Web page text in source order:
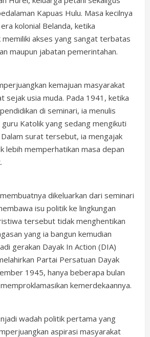
Kapuas Hulu. Masa kecilnya
kolonial Belanda, ketika
memiliki akses yang sangat terbatas
maupun jabatan pemerintahan.
kemajuan masyarakat
sejak usia muda. Pada 1941, ketika
di seminari, ia menulis
Katolik yang sedang mengikuti
surat tersebut, ia mengajak
lebih memperhatikan masa depan
dikeluarkan dari seminari
isu politik ke lingkungan
tersebut tidak menghentikan
yang ia bangun kemudian
gerakan Dayak In Action (DIA)
Partai Persatuan Dayak
1945, hanya beberapa bulan
kemerdekaannya.
wadah politik pertama yang
aspirasi masyarakat